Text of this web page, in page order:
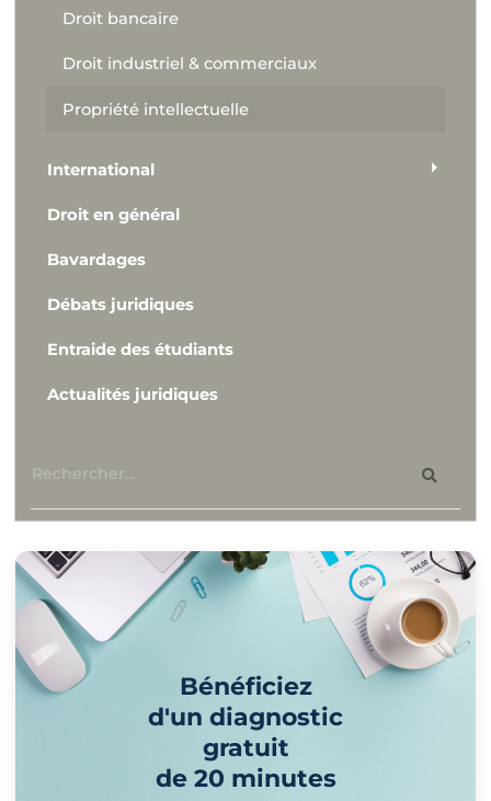
Droit bancaire
Droit industriel & commerciaux
Propriété intellectuelle
International
Droit en général
Bavardages
Débats juridiques
Entraide des étudiants
Actualités juridiques
Bénéficiez
d'un diagnostic
gratuit
de 20 minutes